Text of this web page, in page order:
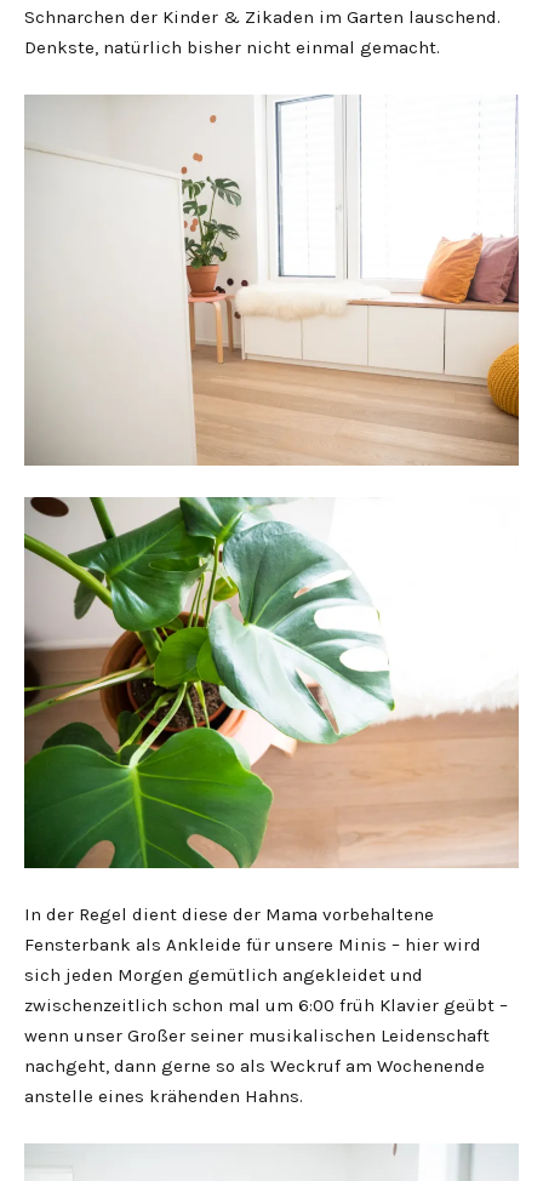
Schnarchen der Kinder & Zikaden im Garten lauschend.
Denkste, natürlich bisher nicht einmal gemacht.
In der Regel dient diese der Mama vorbehaltene
Fensterbank als Ankleide für unsere Minis – hier wird
sich jeden Morgen gemütlich angekleidet und
zwischenzeitlich schon mal um 6:00 früh Klavier geübt –
wenn unser Großer seiner musikalischen Leidenschaft
nachgeht, dann gerne so als Weckruf am Wochenende
anstelle eines krähenden Hahns.